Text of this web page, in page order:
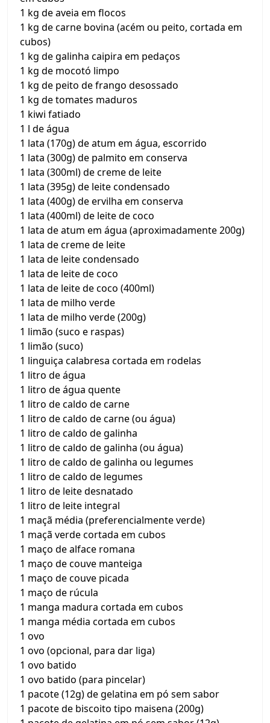
1 kg de aveia em flocos
1 kg de carne bovina (acém ou peito, cortada em
cubos)
1 kg de galinha caipira em pedaços
1 kg de mocotó limpo
1 kg de peito de frango desossado
1 kg de tomates maduros
1 kiwi fatiado
1 l de água
1 lata (170g) de atum em água, escorrido
1 lata (300g) de palmito em conserva
1 lata (300ml) de creme de leite
1 lata (395g) de leite condensado
1 lata (400g) de ervilha em conserva
1 lata (400ml) de leite de coco
1 lata de atum em água (aproximadamente 200g)
1 lata de creme de leite
1 lata de leite condensado
1 lata de leite de coco
1 lata de leite de coco (400ml)
1 lata de milho verde
1 lata de milho verde (200g)
1 limão (suco e raspas)
1 limão (suco)
1 linguiça calabresa cortada em rodelas
1 litro de água
1 litro de água quente
1 litro de caldo de carne
1 litro de caldo de carne (ou água)
1 litro de caldo de galinha
1 litro de caldo de galinha (ou água)
1 litro de caldo de galinha ou legumes
1 litro de caldo de legumes
1 litro de leite desnatado
1 litro de leite integral
1 maçã média (preferencialmente verde)
1 maçã verde cortada em cubos
1 maço de alface romana
1 maço de couve manteiga
1 maço de couve picada
1 maço de rúcula
1 manga madura cortada em cubos
1 manga média cortada em cubos
1 ovo
1 ovo (opcional, para dar liga)
1 ovo batido
1 ovo batido (para pincelar)
1 pacote (12g) de gelatina em pó sem sabor
1 pacote de biscoito tipo maisena (200g)